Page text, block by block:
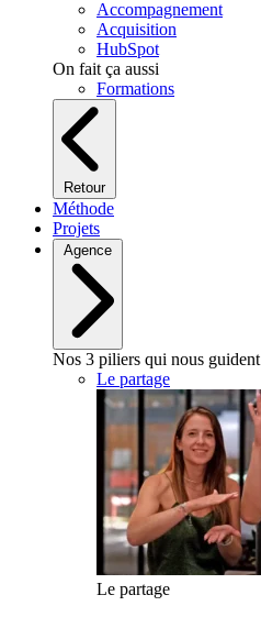
Accompagnement
Acquisition
HubSpot
On fait ça aussi
Formations
Retour
Méthode
Projets
Agence
Nos 3 piliers qui nous guident
Le partage
Le partage